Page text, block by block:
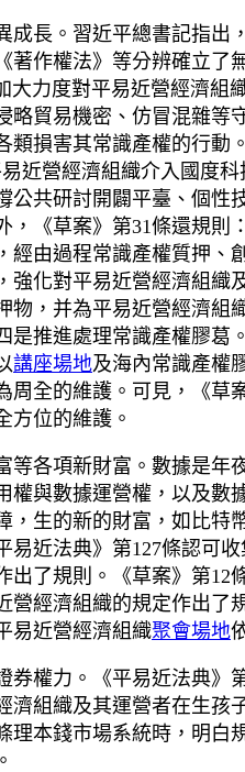
成長。習近平總書記指
著作權法》等分辨確立
大力度對平易近營經濟
略貿易機密、仿冒混雜
類損害其常識產權的行動
易近營經濟組織介入國度
公共研討開闢平臺、個
，《草案》第31條還規
經由過程常識產權質押
強化對平易近營經濟組
物，并為平易近營經濟
是推進處理常識產權膠葛
講座場地及海內常識產權
周全的維護。可見，《
方位的維護。
等各項新財富。數據是
權與數據運營權，以及數
生的新的財富，如比特
易近法典》第127條認可
出了規則。《草案》第
營經濟組織的規定作出
易近營經濟組織聚會場地
券權力。《平易近法典
濟組織及其運營者在生孩
理本錢市場系統時，明